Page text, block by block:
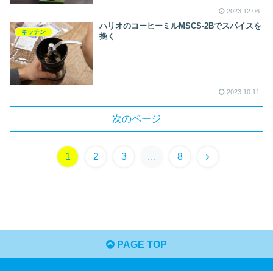
2023.12.06
キッチン
ハリオのコーヒーミルMSCS-2Bでスパイスを
挽く
2023.10.11
次のページ
1 2 3 … 8
次
PAGE TOP